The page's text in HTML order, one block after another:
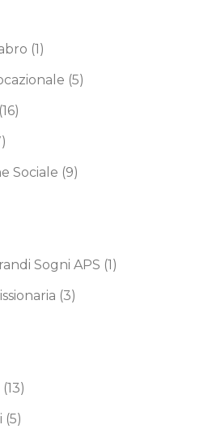
(1)
(5)
(16)
Sociale (9)
Sogni APS (1)
(3)
(13)
(5)